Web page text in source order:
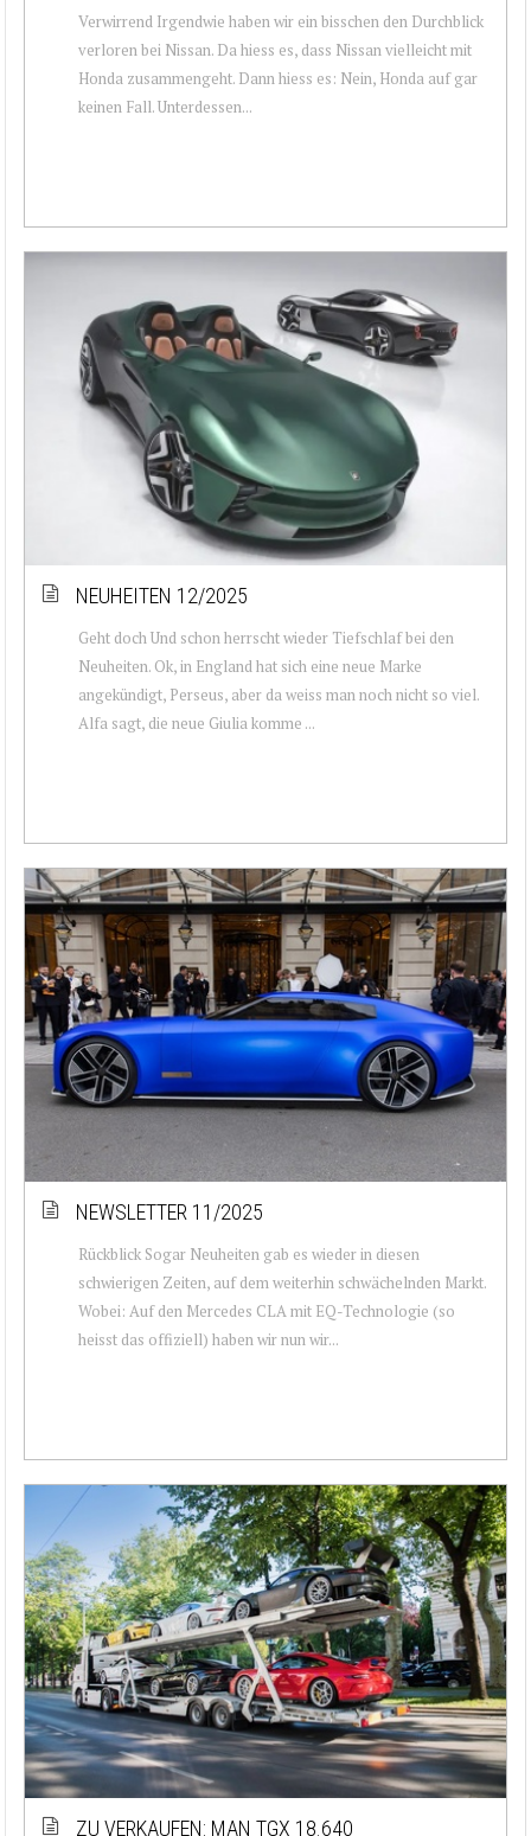
Verwirrend Irgendwie haben wir ein bisschen den Durchblick
verloren bei Nissan. Da hiess es, dass Nissan vielleicht mit
Honda zusammengeht. Dann hiess es: Nein, Honda auf gar
keinen Fall. Unterdessen...
NEUHEITEN 12/2025
Geht doch Und schon herrscht wieder Tiefschlaf bei den
Neuheiten. Ok, in England hat sich eine neue Marke
angekündigt, Perseus, aber da weiss man noch nicht so viel.
Alfa sagt, die neue Giulia komme ...
NEWSLETTER 11/2025
Rückblick Sogar Neuheiten gab es wieder in diesen
schwierigen Zeiten, auf dem weiterhin schwächelnden Markt.
Wobei: Auf den Mercedes CLA mit EQ-Technologie (so
heisst das offiziell) haben wir nun wir...
ZU VERKAUFEN: MAN TGX 18.640